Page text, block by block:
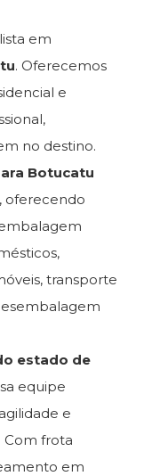
em
. Oferecemos
e
no destino.
Botucatu
, oferecendo
transporte
estado de
equipe
e
Com frota
em